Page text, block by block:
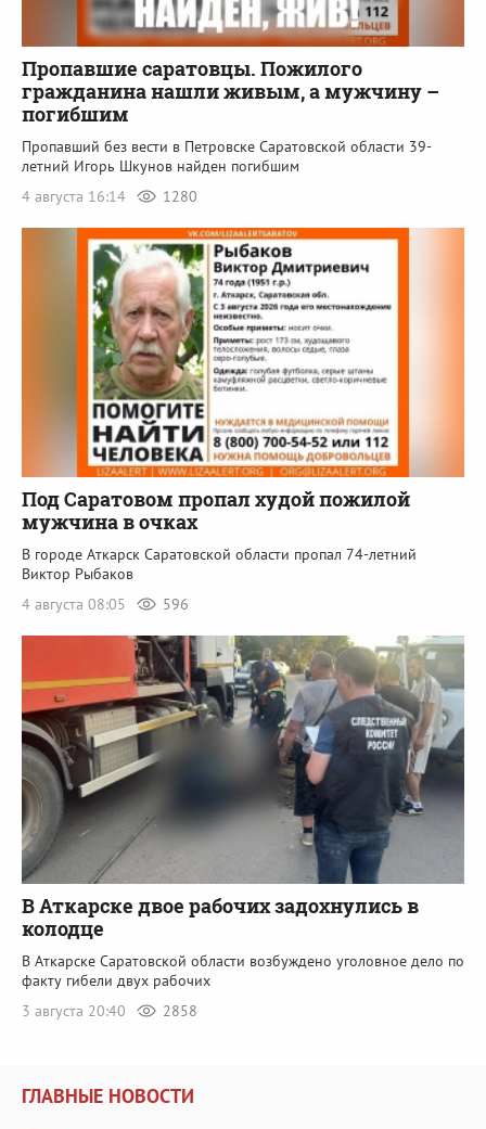
Пропавшие саратовцы. Пожилого
гражданина нашли живым, а мужчину –
погибшим
Пропавший без вести в Петровске Саратовской области 39-
летний Игорь Шкунов найден погибшим
4 августа 16:14
1280
Под Саратовом пропал худой пожилой
мужчина в очках
В городе Аткарск Саратовской области пропал 74-летний
Виктор Рыбаков
4 августа 08:05
596
В Аткарске двое рабочих задохнулись в
колодце
В Аткарске Саратовской области возбуждено уголовное дело по
факту гибели двух рабочих
3 августа 20:40
2858
ГЛАВНЫЕ НОВОСТИ